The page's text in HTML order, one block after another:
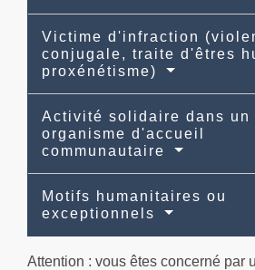
Victime d'infraction
conjugale, traite d'êtres
proxénétisme)
Activité solidaire dans un
organisme d'accueil
communautaire
Motifs humanitaires ou
exceptionnels
Attention : vous êtes concerné par